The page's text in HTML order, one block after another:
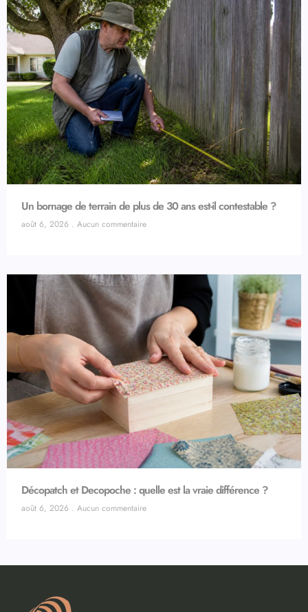
Un bornage de terrain de plus de 30 ans est-il contestable ?
août 6, 2026 Aucun commentaire
Décopatch et Decopoche : quelle est la vraie différence ?
août 6, 2026 Aucun commentaire